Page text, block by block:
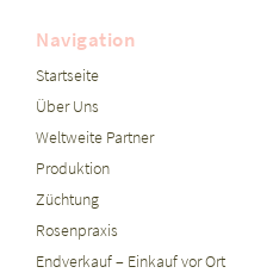
Navigation
Startseite
Über Uns
Weltweite Partner
Produktion
Züchtung
Rosenpraxis
Endverkauf – Einkauf vor Ort